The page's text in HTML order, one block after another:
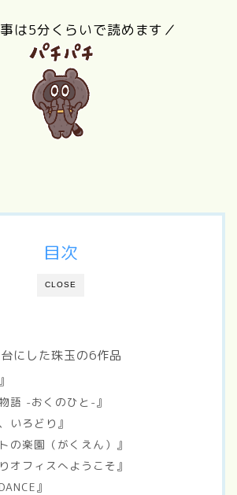
は5分くらいで読めます／
CLOSE
目次
にした珠玉の6作品
語 -おくのひと-』
いろどり』
の楽園（がくえん）』
オフィスへようこそ』
』